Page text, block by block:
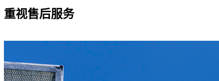
重视售后服务